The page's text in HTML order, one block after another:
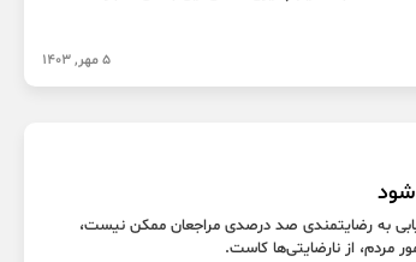
5 مهر, 1403
به رضایتمندی صد درصدی مراجعان ممکن نیست،
مردم، از نارضایتی‌ها کاست.